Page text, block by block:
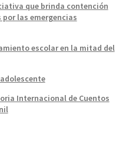
que brinda contención
las emergencias
escolar en la mitad del
Internacional de Cuentos